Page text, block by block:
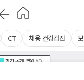
CT 채용 건강검진
가격공개 병원AD